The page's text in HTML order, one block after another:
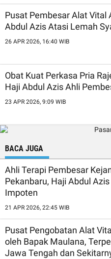
Pusat Pembesar Alat Vital
Abdul Azis Atasi Lemah
26 APR 2026, 16:40 WIB
Obat Kuat Perkasa Pria
Haji Abdul Azis Ahli
23 APR 2026, 9:09 WIB
BACA JUGA
Ahli Terapi Pembesar
Pekanbaru, Haji Abdul
Impoten
21 APR 2026, 22:45 WIB
Pusat Pengobatan Alat
oleh Bapak Maulana,
Jawa Tengah dan